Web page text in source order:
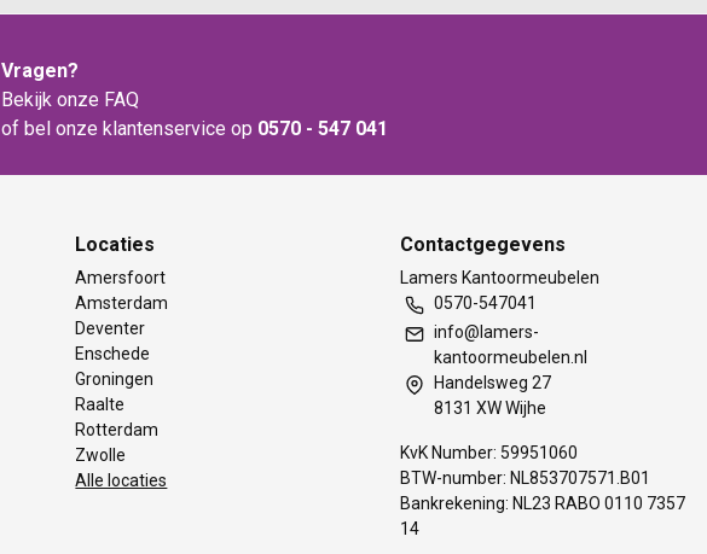
Vragen?
Bekijk onze FAQ
of bel onze klantenservice op 0570 - 547 041
Locaties
Amersfoort
Amsterdam
Deventer
Enschede
Groningen
Raalte
Rotterdam
Zwolle
Alle locaties
Contactgegevens
Lamers Kantoormeubelen
0570-547041
info@lamers-
kantoormeubelen.nl
Handelsweg 27
8131 XW Wijhe
KvK Number: 59951060
BTW-number: NL853707571.B01
Bankrekening: NL23 RABO 0110 7357
14